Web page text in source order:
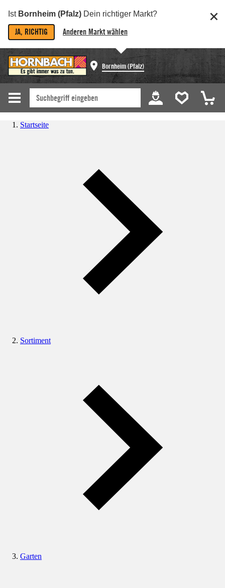
Ist Bornheim (Pfalz) Dein richtiger Markt?
JA, RICHTIG Anderen Markt wählen
Bornheim (Pfalz)
Startseite
Sortiment
Garten